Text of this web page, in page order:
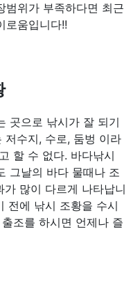
범위가 부족하다면 최근
로움입니다!!
곳으로 낚시가 잘 되기
저수지, 수로, 둠벙 이라
할 수 없다. 바다낚시
그날의 바다 물때나 조
많이 다르게 나타납니
전에 낚시 조황을 수시
조를 하시면 언제나 즐